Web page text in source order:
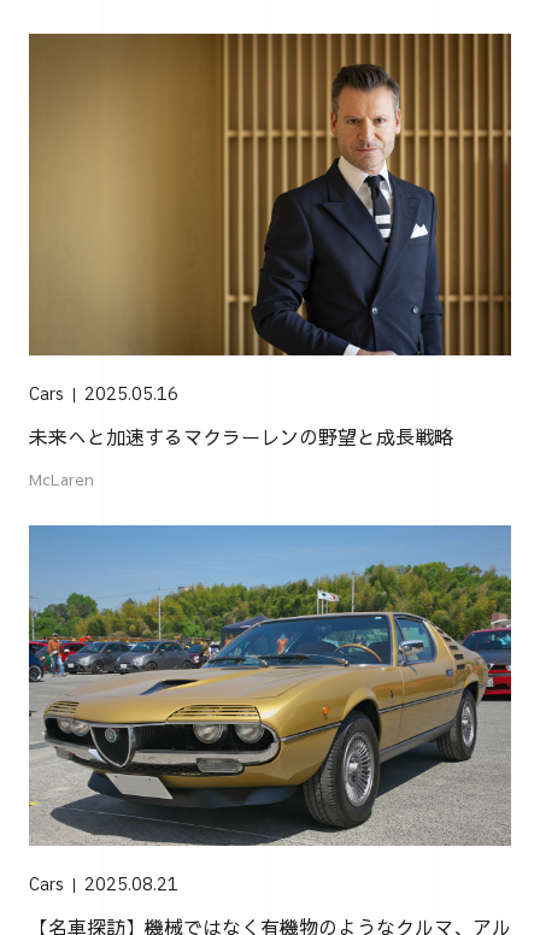
Cars 2025.05.16
未来へと加速するマクラーレンの野望と成長戦略
McLaren
Cars 2025.08.21
【名車探訪】機械ではなく有機物のようなクルマ、アル